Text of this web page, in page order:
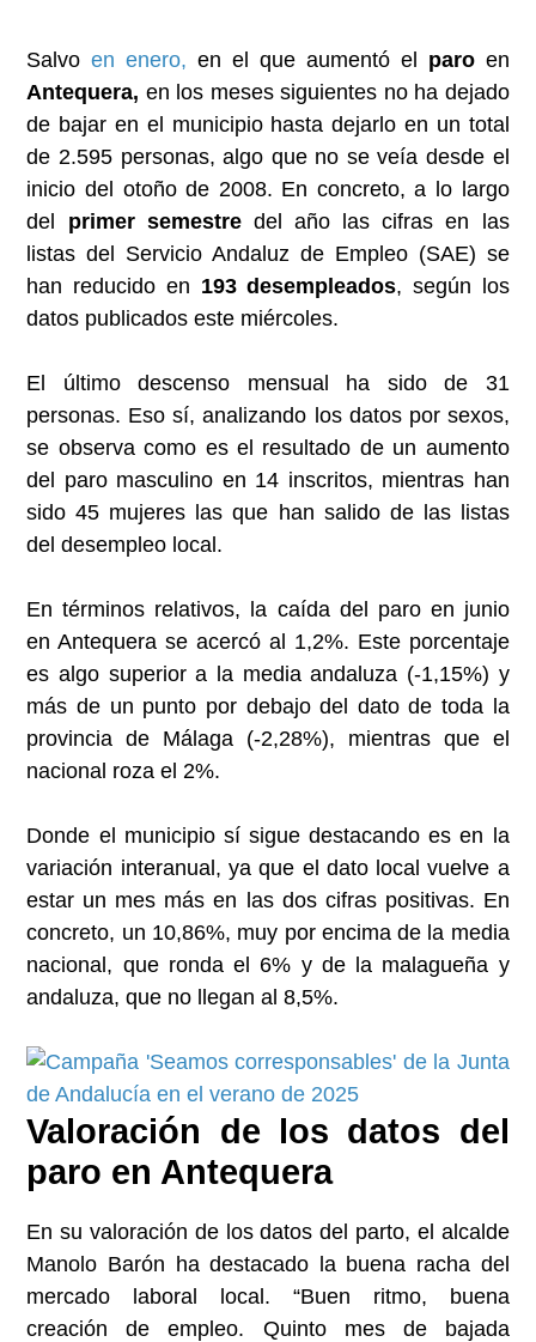
Salvo en enero, en el que aumentó el paro en
Antequera, en los meses siguientes no ha dejado
de bajar en el municipio hasta dejarlo en un total
de 2.595 personas, algo que no se veía desde el
inicio del otoño de 2008. En concreto, a lo largo
del primer semestredel año las cifras en las
listas del Servicio Andaluz de Empleo (SAE) se
han reducido en 193 desempleados, según los
datos publicados este miércoles.
El último descenso mensual ha sido de 31
personas. Eso sí, analizando los datos por sexos,
se observa como es el resultado de un aumento
del paro masculino en 14 inscritos, mientras han
sido 45 mujeres las que han salido de las listas
del desempleo local.
En términos relativos, la caída del paro en junio
en Antequera se acercó al 1,2%. Este porcentaje
es algo superior a la media andaluza (-1,15%) y
más de un punto por debajo del dato de toda la
provincia de Málaga (-2,28%), mientras que el
nacional roza el 2%.
Donde el municipio sí sigue destacando es en la
variación interanual, ya que el dato local vuelve a
estar un mes más en las dos cifras positivas. En
concreto, un 10,86%, muy por encima de la media
nacional, que ronda el 6% y de la malagueña y
andaluza, que no llegan al 8,5%.
Valoración de los datos del
paro en Antequera
En su valoración de los datos del parto, el alcalde
Manolo Barón ha destacado la buena racha del
mercado laboral local. “Buen ritmo, buena
creación de empleo. Quinto mes de bajada